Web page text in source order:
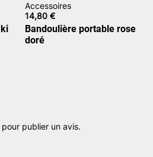
Accessoires
14,80€
Bandoulière portable rose
doré
pour publier un avis.